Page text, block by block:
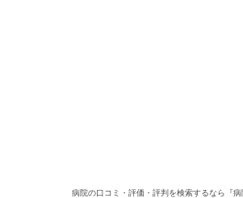
病院の口コミ・評価・評判を検索するなら『病